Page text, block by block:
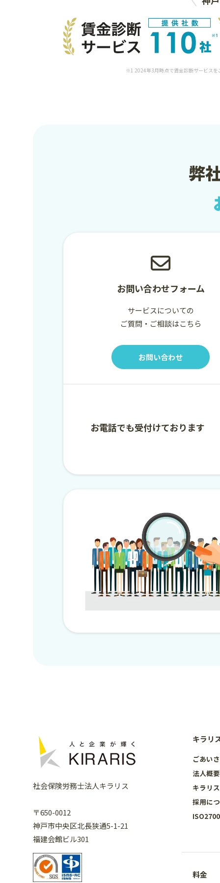
※1 2024年3月時点で賃金診断サービス
弊
お問い合わせフォーム
サービスについての
ご質問・ご相談はこちら
お問い合わせ
お電話でも受付けております
社会保険労務士法人キラリス
〒650-0012
神戸市中央区北長狭通5-1-21
福建会館ビル301
キラリ
ごあい
法人概要
キラリ
採用に
料金